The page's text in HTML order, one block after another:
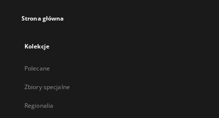
Strona główna
Kolekcje
Polecane
Zbiory specjalne
Regionalia